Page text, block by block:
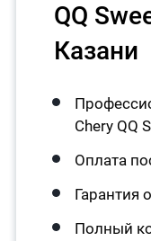
QQ
Казани
Chery QQ
Оплата
Гарантия
Полный